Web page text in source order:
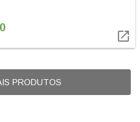

PRODUTOS